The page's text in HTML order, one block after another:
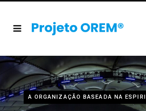
A ORGANIZAÇÃO BASEADA NA